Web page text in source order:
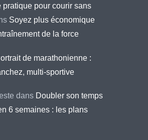
pratique pour courir sans
Soyez plus économique
de la force
de marathonienne :
multi-sportive
dans Doubler son temps
6 semaines : les plans